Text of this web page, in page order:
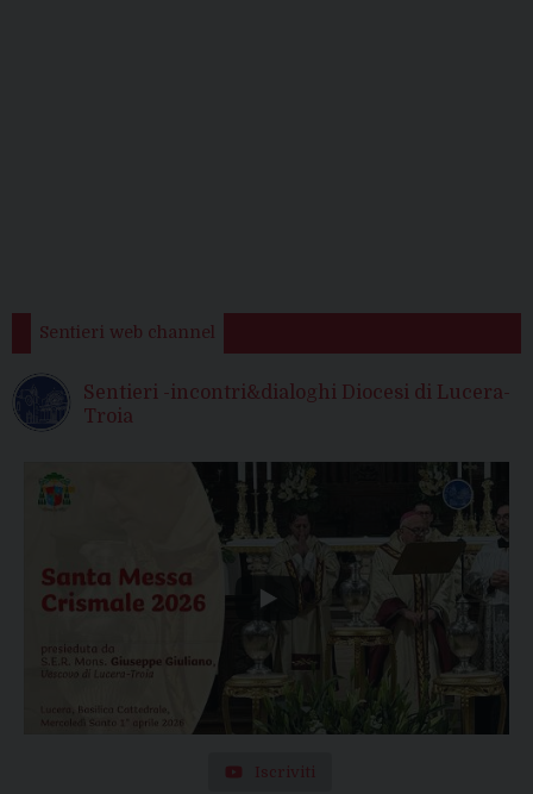
Sentieri web channel
Sentieri -incontri&dialoghi Diocesi di Lucera-
Troia
Iscriviti